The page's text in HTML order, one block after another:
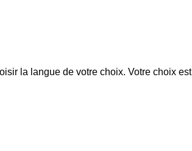
la langue de votre choix. Votre choix est